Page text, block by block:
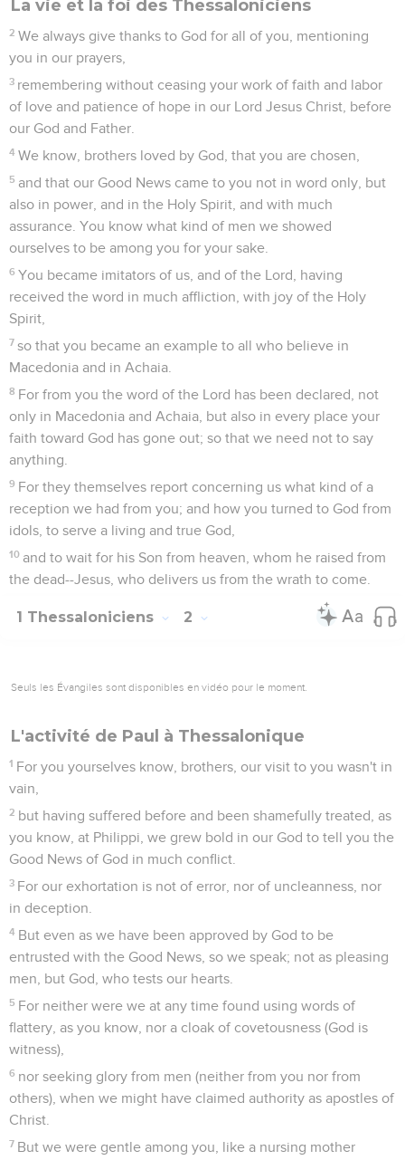
La vie et la foi des Thessaloniciens
2 We always give thanks to God for all of you, mentioning
you in our prayers,
3 remembering without ceasing your work of faith and labor
of love and patience of hope in our Lord Jesus Christ, before
our God and Father.
4 We know, brothers loved by God, that you are chosen,
5 and that our Good News came to you not in word only, but
also in power, and in the Holy Spirit, and with much
assurance. You know what kind of men we showed
ourselves to be among you for your sake.
6 You became imitators of us, and of the Lord, having
received the word in much affliction, with joy of the Holy
Spirit,
7 so that you became an example to all who believe in
Macedonia and in Achaia.
8 For from you the word of the Lord has been declared, not
only in Macedonia and Achaia, but also in every place your
faith toward God has gone out; so that we need not to say
anything.
9 For they themselves report concerning us what kind of a
reception we had from you; and how you turned to God from
idols, to serve a living and true God,
10 and to wait for his Son from heaven, whom he raised from
the dead--Jesus, who delivers us from the wrath to come.
1 Thessaloniciens 2
Seuls les Évangiles sont disponibles en vidéo pour le moment.
L'activité de Paul à Thessalonique
1 For you yourselves know, brothers, our visit to you wasn't in
vain,
2 but having suffered before and been shamefully treated, as
you know, at Philippi, we grew bold in our God to tell you the
Good News of God in much conflict.
3 For our exhortation is not of error, nor of uncleanness, nor
in deception.
4 But even as we have been approved by God to be
entrusted with the Good News, so we speak; not as pleasing
men, but God, who tests our hearts.
5 For neither were we at any time found using words of
flattery, as you know, nor a cloak of covetousness (God is
witness),
6 nor seeking glory from men (neither from you nor from
others), when we might have claimed authority as apostles of
Christ.
7 But we were gentle among you, like a nursing mother